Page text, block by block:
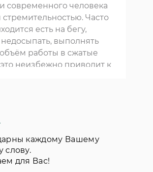
современного человека
стремительностью. Часто
есть на бегу,
выполнять
работы в сжатые
неизбежно приводит к
и начать
от стресса, иначе
риск развития серьёзных
здоровьем.
каждому Вашему
слову.
для Вас!